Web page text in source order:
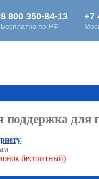
для
бесплатный)